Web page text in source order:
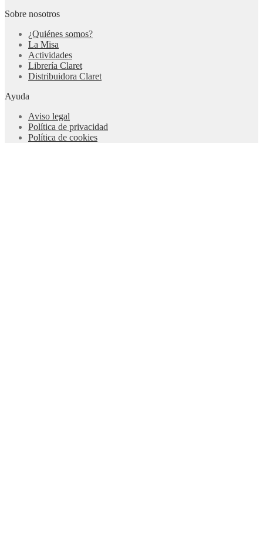
Sobre nosotros
¿Quiénes somos?
La Misa
Actividades
Librería Claret
Distribuidora Claret
Ayuda
Aviso legal
Política de privacidad
Política de cookies